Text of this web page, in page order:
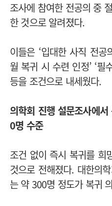
조사에 참여한 전공의 중
한 것으로 알려졌다.
이들은 ‘입대한 사직 전공
월 복귀 시 수련 인정’ ‘필
등을 조건으로 내세웠다.
의학회 진행 설문조사에
0명 수준
조건 없이 즉시 복귀를 희
것으로 전해졌다. 대한의
는 약 300명 정도가 복귀